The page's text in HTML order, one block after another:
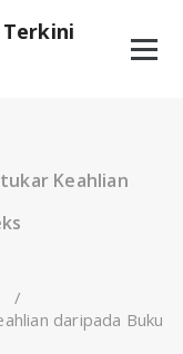
Keahlian
/
daripada Buku